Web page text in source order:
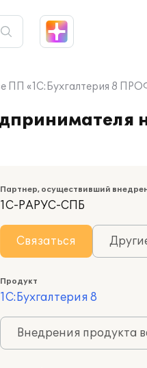
ПП «1С:Бухгалтерия 8
Партнер, осуществивший
1С-РАРУС-СПБ
Связаться
Продукт
1С:Бухгалтерия 8
Внедрения продукта